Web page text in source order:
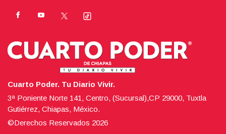
Cuarto Poder. Tu Diario Vivir.
3ª Poniente Norte 141, Centro, (Sucursal),CP 29000, Tuxtla
Gutiérrez, Chiapas, México.
©Derechos Reservados 2026